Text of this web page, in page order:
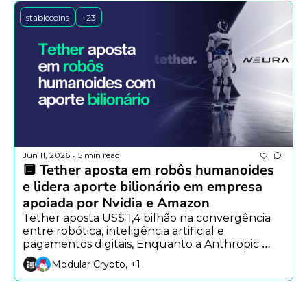
stablecoins +23
Jun 11, 2026 • 5 min read
🔲 Tether aposta em robôs humanoides
e lidera aporte bilionário em empresa
apoiada por Nvidia e Amazon
Tether aposta US$ 1,4 bilhão na convergência
entre robótica, inteligência artificial e
pagamentos digitais, Enquanto a Anthropic
defende auditorias obrigatórias para sistemas
avançados de IA, Já o Google explora uma nova
arquitetura capaz de gerar texto até quatro
Modular Crypto, +1